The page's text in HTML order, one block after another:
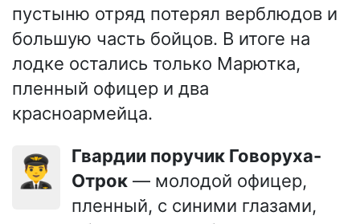
пустыню отряд потерял верблюдов и
большую часть бойцов. В итоге на
лодке остались только Марютка,
пленный офицер и два
красноармейца.
👨‍✈️
Гвардии поручик Говоруха-
Отрок — молодой офицер,
пленный, с синими глазами,